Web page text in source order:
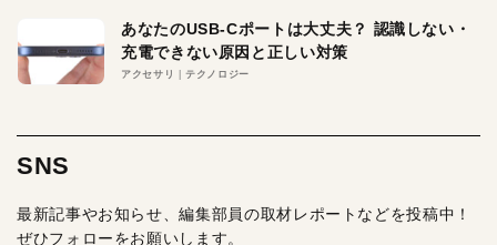
あなたのUSB-Cポートは大丈夫？ 認識しない・
充電できない原因と正しい対策
アクセサリ テクノロジー
SNS
最新記事やお知らせ、編集部員の取材レポートなどを投稿中！
ぜひフォローをお願いします。